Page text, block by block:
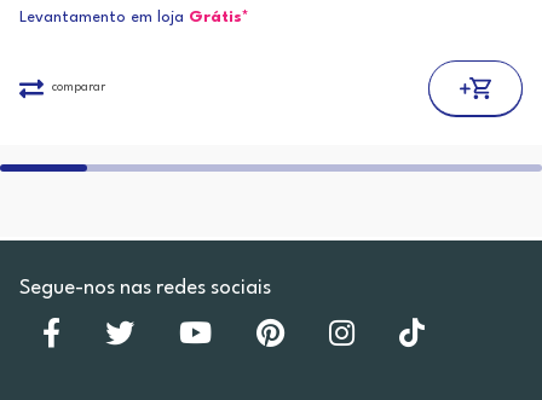
Levantamento em loja Grátis*
comparar
Segue-nos nas redes sociais